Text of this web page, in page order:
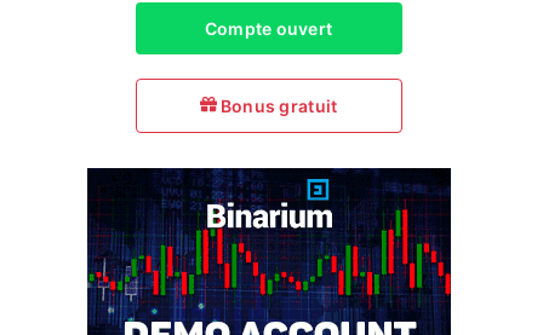
Compte ouvert
Bonus gratuit